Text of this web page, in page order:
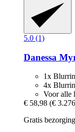
5.0 (1)
Danessa
1x
4x
Voor alle
€ 58,98 (€
Gratis